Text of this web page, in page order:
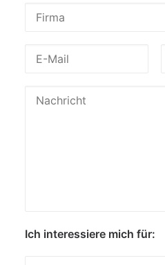
Ich interessiere mich für: